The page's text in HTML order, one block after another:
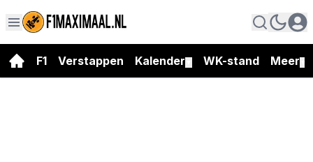
F1 Verstappen Kalender WK-stand Meer